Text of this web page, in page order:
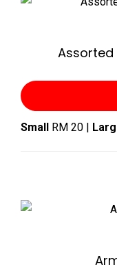
Assorted
Small RM 20 |